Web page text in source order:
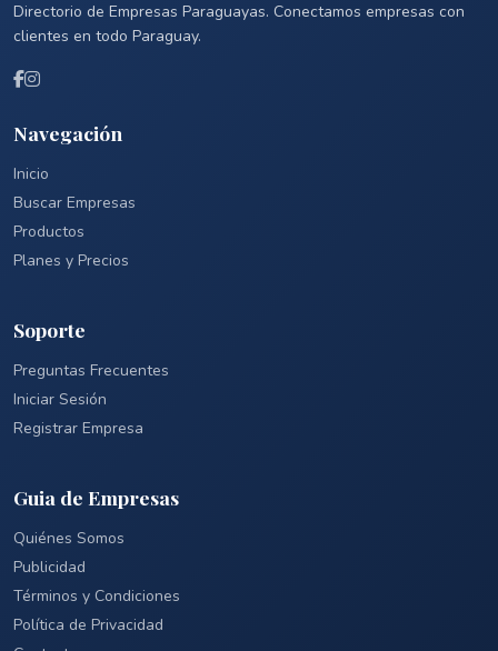
Directorio de Empresas Paraguayas. Conectamos empresas con
clientes en todo Paraguay.
Navegación
Inicio
Buscar Empresas
Productos
Planes y Precios
Soporte
Preguntas Frecuentes
Iniciar Sesión
Registrar Empresa
Guia de Empresas
Quiénes Somos
Publicidad
Términos y Condiciones
Política de Privacidad